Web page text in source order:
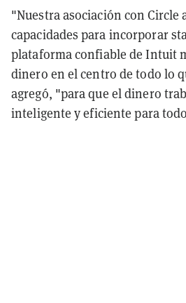
"Nuestra asociación con Circle
capacidades para incorporar
plataforma confiable de Intuit
dinero en el centro de todo lo
agregó, "para que el dinero
inteligente y eficiente para